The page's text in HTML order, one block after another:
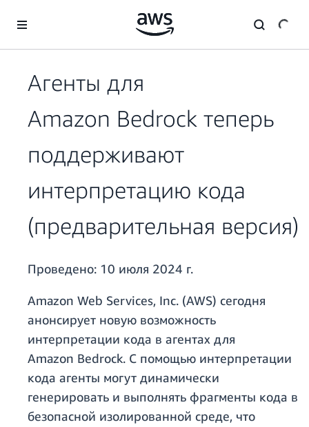
Перейти к главному контенту
Агенты для
Amazon Bedrock теперь
поддерживают
интерпретацию кода
(предварительная версия)
Проведено: 10 июля 2024 г.
Amazon Web Services, Inc. (AWS) сегодня
анонсирует новую возможность
интерпретации кода в агентах для
Amazon Bedrock. С помощью интерпретации
кода агенты могут динамически
генерировать и выполнять фрагменты кода в
безопасной изолированной среде, что